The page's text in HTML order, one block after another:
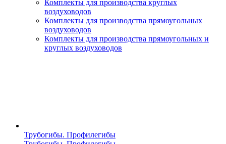
Комплекты для производства круглых
воздуховодов
Комплекты для производства прямоугольных
воздуховодов
Комплекты для производства прямоугольных и
круглых воздуховодов
Трубогибы. Профилегибы